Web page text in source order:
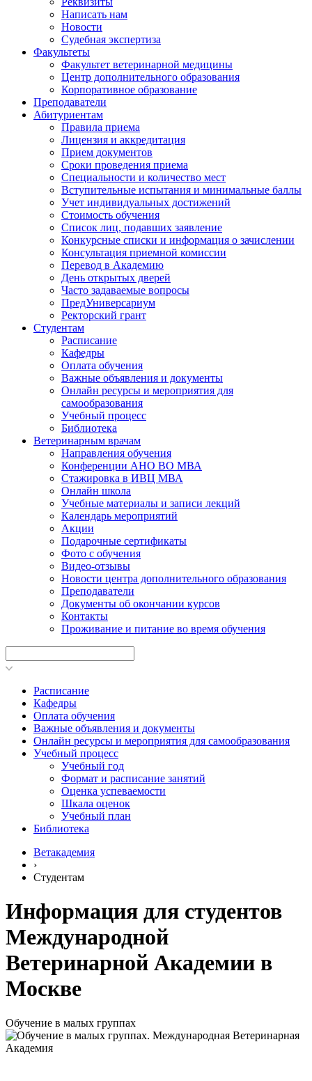
Написать нам
Новости
Судебная экспертиза
Факультеты
Факультет ветеринарной медицины
Центр дополнительного образования
Корпоративное образование
Преподаватели
Абитуриентам
Правила приема
Лицензия и аккредитация
Прием документов
Сроки проведения приема
Специальности и количество мест
Вступительные испытания и минимальные баллы
Учет индивидуальных достижений
Стоимость обучения
Список лиц, подавших заявление
Конкурсные списки и информация о зачислении
Консультация приемной комиссии
Перевод в Академию
День открытых дверей
Часто задаваемые вопросы
ПредУниверсариум
Ректорский грант
Студентам
Расписание
Кафедры
Оплата обучения
Важные объявления и документы
Онлайн ресурсы и мероприятия для
самообразования
Учебный процесс
Библиотека
Ветеринарным врачам
Направления обучения
Конференции АНО ВО МВА
Стажировка в ИВЦ МВА
Онлайн школа
Учебные материалы и записи лекций
Календарь мероприятий
Акции
Подарочные сертификаты
Фото с обучения
Видео-отзывы
Новости центра дополнительного образования
Преподаватели
Документы об окончании курсов
Контакты
Проживание и питание во время обучения
Расписание
Кафедры
Оплата обучения
Важные объявления и документы
Онлайн ресурсы и мероприятия для самообразования
Учебный процесс
Учебный год
Формат и расписание занятий
Оценка успеваемости
Шкала оценок
Учебный план
Библиотека
Ветакадемия
›
Студентам
Информация для студентов
Международной
Ветеринарной Академии в
Москве
Обучение в малых группах